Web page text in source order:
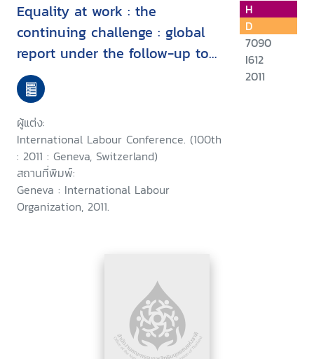
Equality at work : the
continuing challenge : global
report under the follow-up to
the ILO Declaration on
Fundamental Principles and
Rights at Work
ผู้แต่ง:
International Labour Conference. (100th
: 2011 : Geneva, Switzerland)
สถานที่พิมพ์:
Geneva : International Labour
Organization, 2011.
H
D
7090
I612
2011